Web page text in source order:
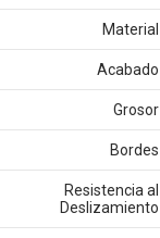
Material
Acabado
Grosor
Bordes
Resistencia al
Deslizamiento